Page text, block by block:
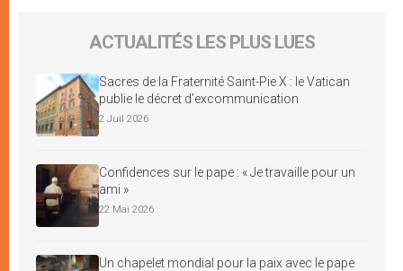
ACTUALITÉS LES PLUS LUES
Sacres de la Fraternité Saint-Pie X : le Vatican
publie le décret d’excommunication
2 Juil 2026
Confidences sur le pape : « Je travaille pour un
ami »
22 Mai 2026
Un chapelet mondial pour la paix avec le pape